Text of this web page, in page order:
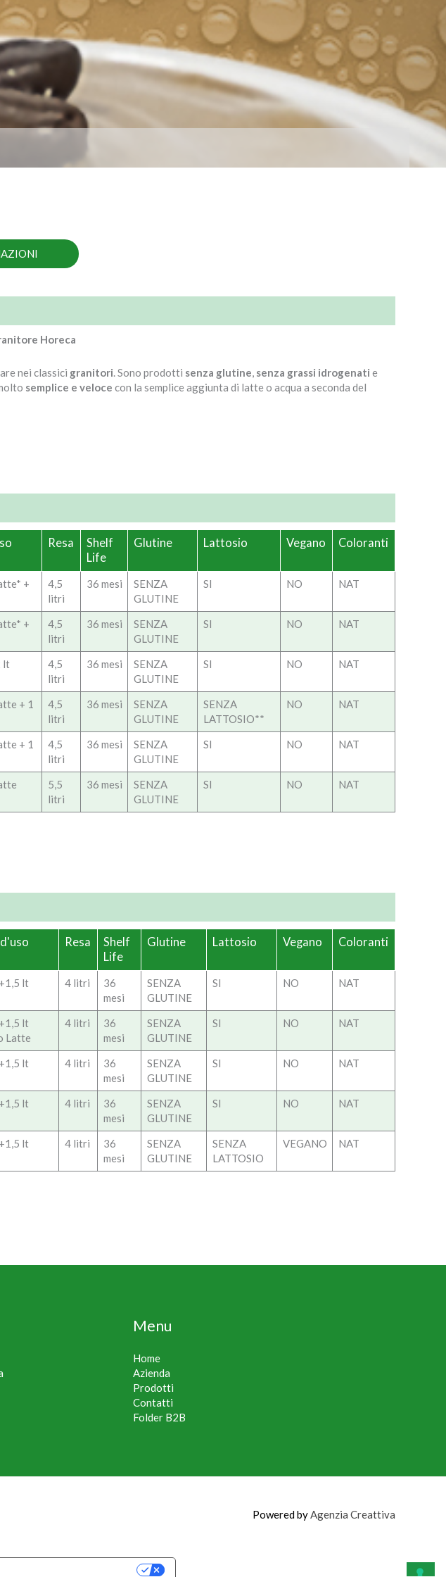
Horeca
nei classici granitori. Sono prodotti senza glutine, senza grassi idrogenati e
semplice e veloce con la semplice aggiunta di latte o acqua a seconda del
Resa
Shelf
Life
Glutine Lattosio Vegano Coloranti
+
4,5
litri
36 mesi
SENZA
GLUTINE
SI NO NAT
+
4,5
litri
36 mesi
SENZA
GLUTINE
SI NO NAT
lt
4,5
litri
36 mesi
SENZA
GLUTINE
SI NO NAT
+ 1
4,5
litri
36 mesi
SENZA
GLUTINE
SENZA
LATTOSIO**
NO NAT
+ 1
4,5
litri
36 mesi
SENZA
GLUTINE
SI NO NAT
5,5
litri
36 mesi
SENZA
GLUTINE
SI NO NAT
Resa
Shelf
Life
Glutine Lattosio Vegano Coloranti
lt
4 litri
36
mesi
SENZA
GLUTINE
SI NO NAT
lt
Latte
4 litri
36
mesi
SENZA
GLUTINE
SI NO NAT
lt
4 litri
36
mesi
SENZA
GLUTINE
SI NO NAT
lt
4 litri
36
mesi
SENZA
GLUTINE
SI NO NAT
lt
4 litri
36
mesi
SENZA
GLUTINE
SENZA
LATTOSIO
VEGANO NAT
Menu
Home
Azienda
Prodotti
Contatti
Folder B2B
Powered byAgenzia Creattiva